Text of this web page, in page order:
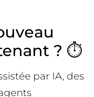
? ⏱️
par IA, des